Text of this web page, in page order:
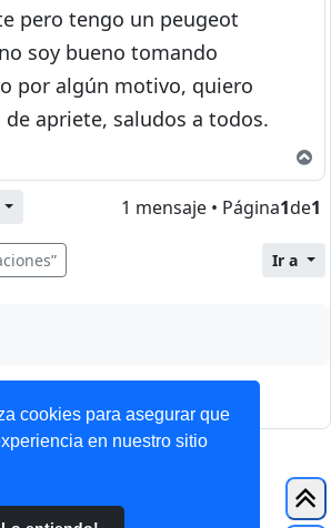
cookies para asegurar que
en nuestro sitio
pero tengo un peugeot
soy bueno tomando
por algún motivo, quiero
de apriete, saludos a todos.
1 mensaje • Página1de1
Ir a
ForoClub 2025
| Condiciones